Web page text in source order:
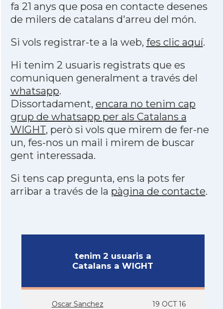
fa 21 anys que posa en contacte desenes
de milers de catalans d'arreu del món.
Si vols registrar-te a la web, fes clic aquí.
Hi tenim 2 usuaris registrats que es
comuniquen generalment a través del
whatsapp.
Dissortadament, encara no tenim cap
grup de whatsapp per als Catalans a
WIGHT, però si vols que mirem de fer-ne
un, fes-nos un mail i mirem de buscar
gent interessada.
Si tens cap pregunta, ens la pots fer
arribar a través de la pàgina de contacte.
tenim 2 usuaris a
Catalans a WIGHT
Oscar Sanchez 19 OCT 16